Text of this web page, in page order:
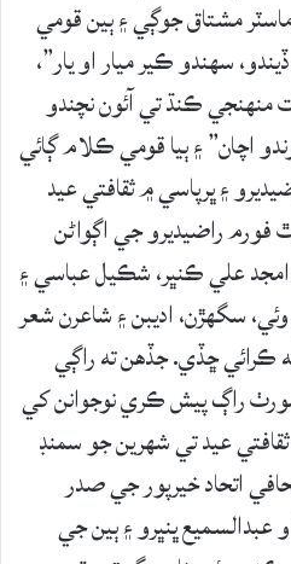
ماسٽر مشتاق جوڳي ۽ ٻين قومي
سهندو ڪير ميار او يار”،
منهنجي ڪنڌ تي آئون نچندو
اچان” ۽ ٻيا قومي ڪلام ڳائي
۽ ڀرپاسي ۾ ثقافتي عيد
فورم راضيديرو جي اڳواڻن
علي ڪنڀر، شڪيل عباسي ۽
سگهڙن، اديبن ۽ شاعرن شعر
ڪرائي ڇڏي. جڏھن ته راڳي
راڳ پيش ڪري نوجوانن کي
عيد تي شھرين جو سمنڊ
اتحاد خيرپور جي صدر
ڀنڀرو ۽ ٻين جي